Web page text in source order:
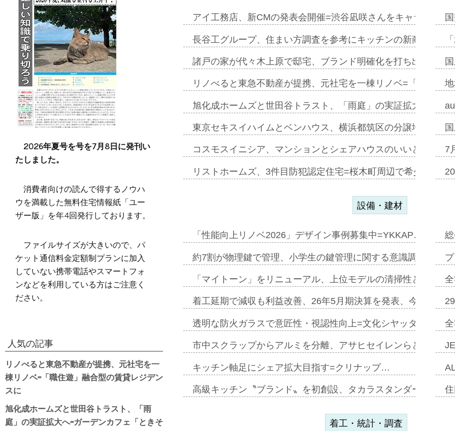
アイ工務店、新CMの発表会開催=渋谷凪咲さんをキャラクタ
長谷工グループ、住まい方調査を参考にキッチンの新商品=「
諸戸の家が代々木上原で邸宅、ブランド明確化を打ち出す=年
リノべると東急不動産が提携、元社宅を一棟リノベ=「職住遊
旭化成ホームズと世田谷トラスト、「雨庭」の実証拡大へ=ガ
東京セキスイハイムとベンハウス、横浜都筑区の分譲地開発で
コスモスイニシア、マンションとシェアハウスのいいとこどり
リストホームズ、3件目防犯認定住宅=桜木町周辺で希少価値
7
設備・建材
「性能向上リノベ2026」デザイン事例募集中=YKKAP…
約7割が物理鍵で管理、小学生の鍵管理に関する意識調査
「マイトーン」をリニューアル、上位モデルの清掃性と安全
着工延期で減収も利益改善、26年5月期決算を発表、今期は増
透明な防火ガラスで意匠性・視認性向上=文化シヤッター…
市中スクラップからアルミを分離、アサヒセイレンらと協働開
キッチン軸足にシェア拡大目指す=クリナップ…
高級キッチン〝ブランド〟を初創設、タカラスタンダードが新
着工・統計・調査
2026年夏号を号を7月8日に発刊い
たしました。
消費者向けの読んで得するノウハ
ウを満載した無料住宅情報紙「ユー
ザー版」を年4回発行しております。
ファイルサイズが大きいので、パ
ケット通信料金定額制プランに加入
していない携帯電話やスマートフォ
ンなどを利用している方はご注意く
ださい。
人気の記事
リノべると東急不動産が提携、元社宅を一
棟リノベ=「職住遊」融合型の賃貸レジデン
スに
旭化成ホームズと世田谷トラスト、「雨
庭」の実証拡大へ=ガーデンカフェ「ときそ